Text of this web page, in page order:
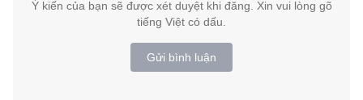
Ý kiến của bạn sẽ được xét duyệt khi đăng. Xin vui lòng gõ
tiếng Việt có dấu.
Gửi bình luận